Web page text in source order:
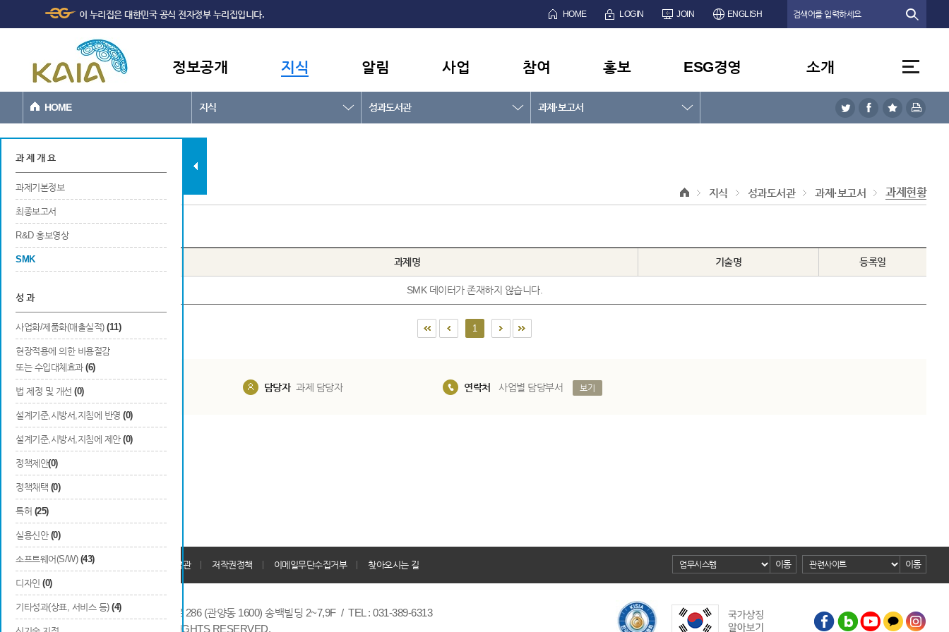
본문바로가기
이 누리집은 대한민국 공식 전자정부 누리집입니다. HOME LOGIN JOIN ENGLISH
정보공개 지식 알림 사업 참여 홍보 ESG경영 소개
HOME 지식 성과도서관 과제·보고서
과제현황
지식 성과도서관 과제·보고서 과제현황
과 제 개 요
과제기본정보
최종보고서
R&D 홍보영상
SMK
성 과
사업화/제품화(매출실적) (11)
현장적용에 의한 비용절감
또는 수입대체효과 (6)
법 제정 및 개선 (0)
설계기준,시방서,지침에 반영 (0)
설계기준,시방서,지침에 제안 (0)
정책제안(0)
정책채택 (0)
특허 (25)
실용신안 (0)
소프트웨어(S/W) (43)
디자인 (0)
기타성과(상표, 서비스 등) (4)
SMK 목록
과제명 기술명 등록일
SMK 데이터가 존재하지 않습니다.
1
담당부서 담당자 과제 담당자 연락처 사업별 담당부서 보기
개인정보처리방침 회원가입약관 저작권정책 이메일무단수집거부 찾아오시는 길 이동 이동
14066 경기도 안양시 동안구 시민대로 286 (관양동 1600) 송백빌딩 2~7,9F / TEL : 031-389-6313
COPYRIGHTS © 2014 KAIA, ALL RIGHTS RESERVED.